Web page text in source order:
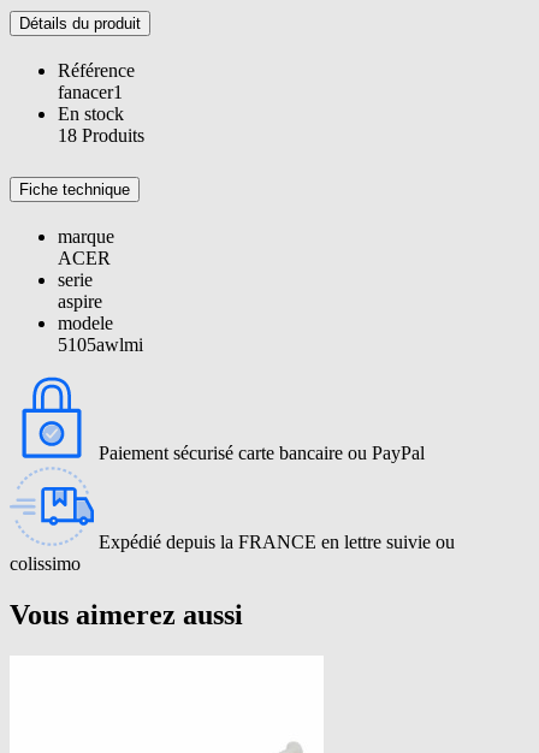
Détails du produit
Référence
fanacer1
En stock
18 Produits
Fiche technique
marque
ACER
serie
aspire
modele
5105awlmi
Paiement sécurisé carte bancaire ou PayPal
Expédié depuis la FRANCE en lettre suivie ou
colissimo
Vous aimerez aussi